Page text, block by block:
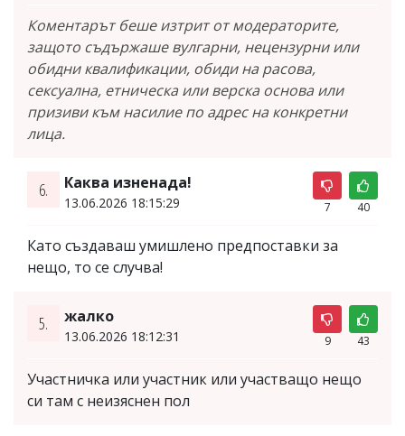
Коментарът беше изтрит от модераторите,
защото съдържаше вулгарни, нецензурни или
обидни квалификации, обиди на расова,
сексуална, етническа или верска основа или
призиви към насилие по адрес на конкретни
лица.
6. Каква изненада!
13.06.2026 18:15:29 7 40
Като създаваш умишлено предпоставки за
нещо, то се случва!
5. жалко
13.06.2026 18:12:31 9 43
Участничка или участник или участващо нещо
си там с неизяснен пол